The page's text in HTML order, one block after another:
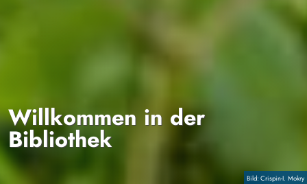
CopyrightCrispin-I. Mokry
Willkommen in der
Bibliothek